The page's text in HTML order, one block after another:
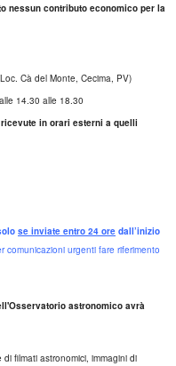
nessun contributo economico per la
Cà del Monte, Cecima, PV)
14.30 alle 18.30
in orari esterni a quelli
se inviate entro 24 ore dall’inizio
comunicazioni urgenti fare riferimento
astronomico avrà
filmati astronomici, immagini di